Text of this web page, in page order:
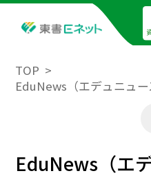
TOP
EduNews（エデュニュ
EduNews（エ